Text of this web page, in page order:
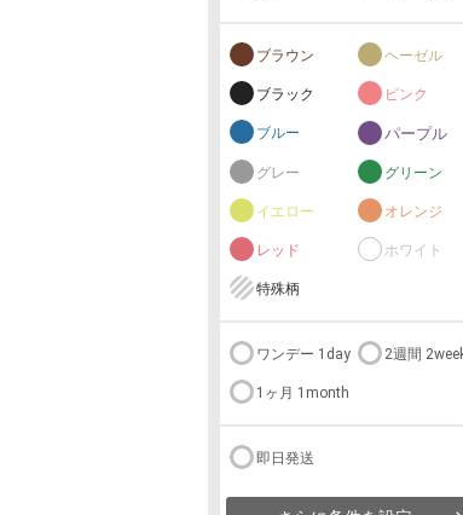
ブラウン ヘーゼル
ブラック ピンク
ブルー パープル
グレー グリーン
イエロー オレンジ
レッド ホワイト
特殊柄
ワンデー 1day 2週間
1ヶ月 1month
即日発送